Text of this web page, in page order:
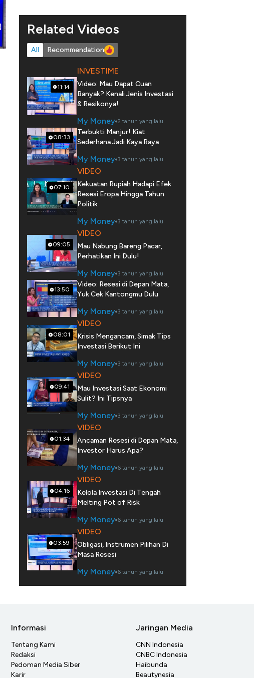
Related Videos
All Recommendation
11:14
INVESTIME
Video: Mau Dapat Cuan
Banyak? Kenali Jenis Investasi
& Resikonya!
My Money 2 tahun yang lalu
08:33
Terbukti Manjur! Kiat
Sederhana Jadi Kaya Raya
My Money 3 tahun yang lalu
07:10
VIDEO
Kekuatan Rupiah Hadapi Efek
Resesi Eropa Hingga Tahun
Politik
My Money 3 tahun yang lalu
09:05
VIDEO
Mau Nabung Bareng Pacar,
Perhatikan Ini Dulu!
My Money 3 tahun yang lalu
13:50
Video: Resesi di Depan Mata,
Yuk Cek Kantongmu Dulu
My Money 3 tahun yang lalu
08:01
VIDEO
Krisis Mengancam, Simak Tips
Investasi Berikut Ini
My Money 3 tahun yang lalu
09:41
VIDEO
Mau Investasi Saat Ekonomi
Sulit? Ini Tipsnya
My Money 3 tahun yang lalu
01:34
VIDEO
Ancaman Resesi di Depan Mata,
Investor Harus Apa?
My Money 6 tahun yang lalu
04:16
VIDEO
Kelola Investasi Di Tengah
Melting Pot of Risk
My Money 6 tahun yang lalu
03:59
VIDEO
Obligasi, Instrumen Pilihan Di
Masa Resesi
My Money 6 tahun yang lalu
Informasi
Tentang Kami
Redaksi
Pedoman Media Siber
Karir
Jaringan Media
CNN Indonesia
CNBC Indonesia
Haibunda
Beautynesia